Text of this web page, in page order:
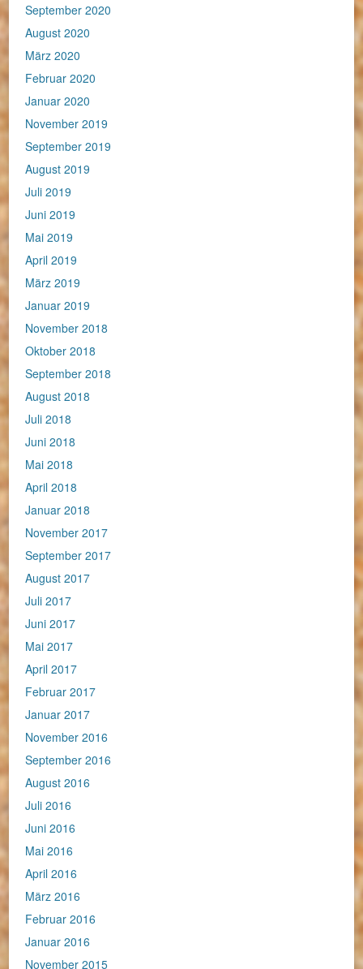
September 2020
August 2020
März 2020
Februar 2020
Januar 2020
November 2019
September 2019
August 2019
Juli 2019
Juni 2019
Mai 2019
April 2019
März 2019
Januar 2019
November 2018
Oktober 2018
September 2018
August 2018
Juli 2018
Juni 2018
Mai 2018
April 2018
Januar 2018
November 2017
September 2017
August 2017
Juli 2017
Juni 2017
Mai 2017
April 2017
Februar 2017
Januar 2017
November 2016
September 2016
August 2016
Juli 2016
Juni 2016
Mai 2016
April 2016
März 2016
Februar 2016
Januar 2016
November 2015